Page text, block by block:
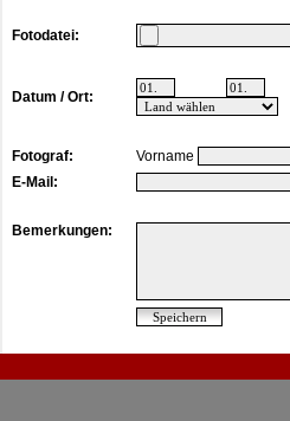
Fotodatei:
Datum / Ort:
Fotograf:
Vorname
E-Mail:
Bemerkungen: